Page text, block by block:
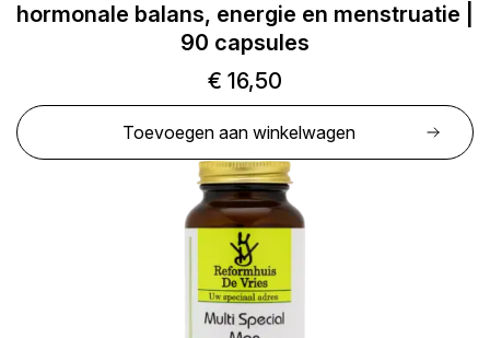
hormonale balans, energie en menstruatie |
90 capsules
€ 16,50
Toevoegen aan winkelwagen